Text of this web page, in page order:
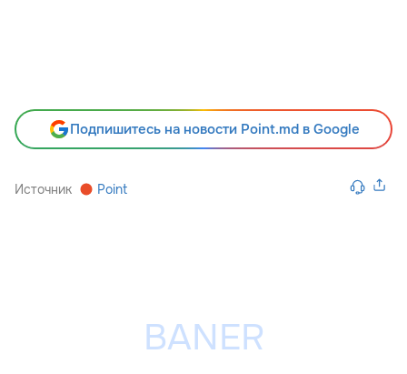
Подпишитесь на новости Point.md в Google
Источник Point